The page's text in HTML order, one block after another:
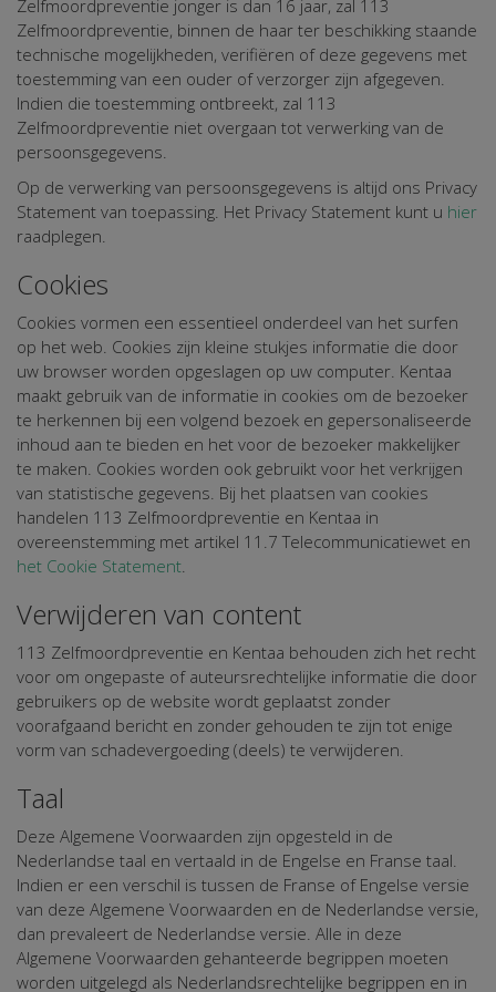
Zelfmoordpreventie jonger is dan 16 jaar, zal 113
Zelfmoordpreventie, binnen de haar ter beschikking staande
technische mogelijkheden, verifiëren of deze gegevens met
toestemming van een ouder of verzorger zijn afgegeven.
Indien die toestemming ontbreekt, zal 113
Zelfmoordpreventie niet overgaan tot verwerking van de
persoonsgegevens.
Op de verwerking van persoonsgegevens is altijd ons Privacy
Statement van toepassing. Het Privacy Statement kunt u hier
raadplegen.
Cookies
Cookies vormen een essentieel onderdeel van het surfen
op het web. Cookies zijn kleine stukjes informatie die door
uw browser worden opgeslagen op uw computer. Kentaa
maakt gebruik van de informatie in cookies om de bezoeker
te herkennen bij een volgend bezoek en gepersonaliseerde
inhoud aan te bieden en het voor de bezoeker makkelijker
te maken. Cookies worden ook gebruikt voor het verkrijgen
van statistische gegevens. Bij het plaatsen van cookies
handelen 113 Zelfmoordpreventie en Kentaa in
overeenstemming met artikel 11.7 Telecommunicatiewet en
het Cookie Statement
Verwijderen van content
113 Zelfmoordpreventie en Kentaa behouden zich het recht
voor om ongepaste of auteursrechtelijke informatie die door
gebruikers op de website wordt geplaatst zonder
voorafgaand bericht en zonder gehouden te zijn tot enige
vorm van schadevergoeding (deels) te verwijderen.
Taal
Deze Algemene Voorwaarden zijn opgesteld in de
Nederlandse taal en vertaald in de Engelse en Franse taal.
Indien er een verschil is tussen de Franse of Engelse versie
van deze Algemene Voorwaarden en de Nederlandse versie,
dan prevaleert de Nederlandse versie. Alle in deze
Algemene Voorwaarden gehanteerde begrippen moeten
worden uitgelegd als Nederlandsrechtelijke begrippen en in